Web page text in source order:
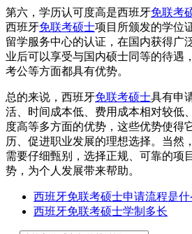
第六，学历认可度高是西班牙免联考
西班牙免联考硕士项目所颁发的学位
留学服务中心的认证，在国内获得广
业后可以享受与国内硕士同等的待遇
考公等方面都具有优势。
总的来说，西班牙免联考硕士具有申
活、时间成本低、费用成本相对较低
度高等多方面的优势，这些优势使得
历、促进职业发展的理想选择。当然
需要仔细甄别，选择正规、可靠的项
势，为个人发展带来帮助。
西班牙免联考硕士申请流程是什
西班牙免联考硕士学制多长